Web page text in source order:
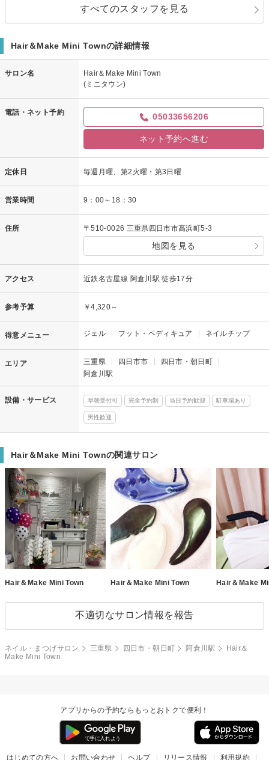
すべてのスタッフを見る
Hair＆Make Mini Townの詳細情報
サロン名
Hair＆Make Mini Town
(ミニタウン)
電話・ネット予約 05033656206
ネット予約へ進む
定休日 毎週月曜、第2火曜・第3日曜
営業時間 9：00～18：30
住所 〒510-0026 三重県四日市市高浜町5-3
地図を見る
アクセス 近鉄名古屋線 阿倉川駅 徒歩17分
参考予算 ￥4,320～
得意メニュー ジェル フット・ペディキュア ネイルチップ
エリア 三重県 四日市市
四日市・朝日町
阿倉川駅
設備・サービス 早朝受付可 完全予約制 当日予約歓迎 駐車場あり
男性歓迎
Hair＆Make Mini Townの関連サロン
Hair＆Make Mini Town Hair＆Make Mini Town Hair＆Make
不適切なサロン情報を報告
ネイル・まつげサロン 三重県 四日市・朝日町 阿倉川駅
Hair＆
Make Mini Town
アプリからの予約ならもっとおトクで便利！
はじめての方へ お問い合わせ ヘルプ リリース情報 利用規約